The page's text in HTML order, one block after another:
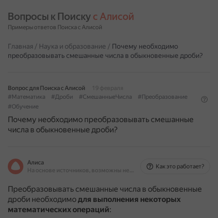
Вопросы к Поиску с Алисой
Примеры ответов Поиска с Алисой
Главная / Наука и образование / Почему необходимо
преобразовывать смешанные числа в обыкновенные дроби?
Вопрос для Поиска с Алисой
19 февраля
#Математика
#Дроби #СмешанныеЧисла
#Преобразование
#Обучение
Почему необходимо преобразовывать смешанные
числа в обыкновенные дроби?
Алиса
На основе источников, возможны неточности
Как это работает?
Преобразовывать смешанные числа в обыкновенные
дроби необходимодля выполнения некоторых
математических операций: